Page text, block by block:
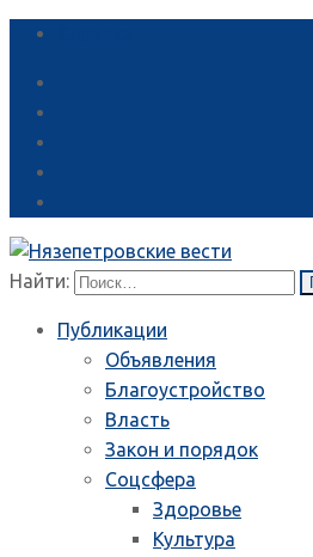
Найти:
Публикации
Объявления
Благоустройство
Власть
Закон и порядок
Соцсфера
Здоровье
Культура